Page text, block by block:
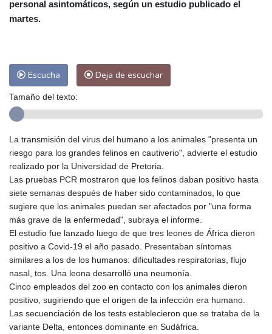
Las Palmas de Gran Canaria
24 °C
San José
22 °C Asunción
Panama City
24 °C
personal asintomáticos, según un estudio publicado el
martes.
Escucha Deja de escuchar
Tamaño del texto:
La transmisión del virus del humano a los animales "presenta un
riesgo para los grandes felinos en cautiverio", advierte el estudio
realizado por la Universidad de Pretoria.
Las pruebas PCR mostraron que los felinos daban positivo hasta
siete semanas después de haber sido contaminados, lo que
sugiere que los animales puedan ser afectados por "una forma
más grave de la enfermedad", subraya el informe.
El estudio fue lanzado luego de que tres leones de África dieron
positivo a Covid-19 el año pasado. Presentaban síntomas
similares a los de los humanos: dificultades respiratorias, flujo
nasal, tos. Una leona desarrolló una neumonía.
Cinco empleados del zoo en contacto con los animales dieron
positivo, sugiriendo que el origen de la infección era humano.
Las secuenciación de los tests establecieron que se trataba de la
variante Delta, entonces dominante en Sudáfrica.